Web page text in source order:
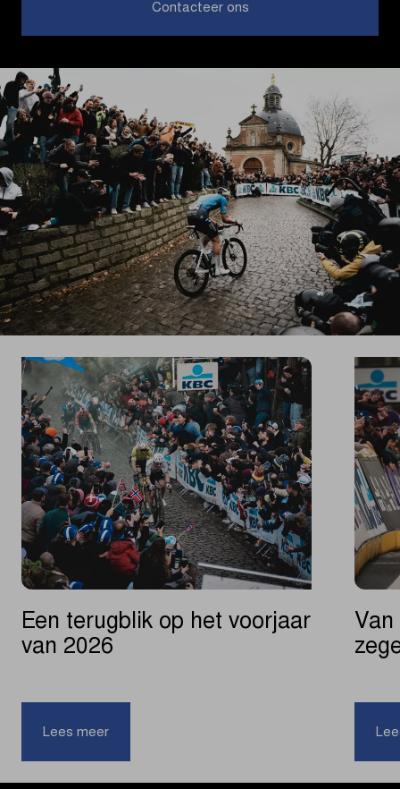
Contacteer ons
Een terugblik op het voorjaar
van 2026
Lees meer